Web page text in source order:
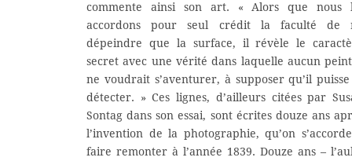
commente ainsi son art. « Alors que nous
accordons pour seul crédit la faculté de
dépeindre que la surface, il révèle le
secret avec une vérité dans laquelle aucun
ne voudrait s’aventurer, à supposer qu’il
détecter. » Ces lignes, d’ailleurs citées par
Sontag dans son essai, sont écrites douze ans
l’invention de la photographie, qu’on
faire remonter à l’année 1839. Douze ans –